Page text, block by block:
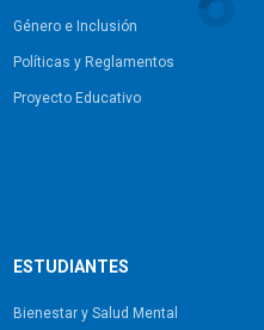
Género e Inclusión
Políticas y Reglamentos​
Proyecto Educativo
ESTUDIANTES
Bienestar y Salud Mental